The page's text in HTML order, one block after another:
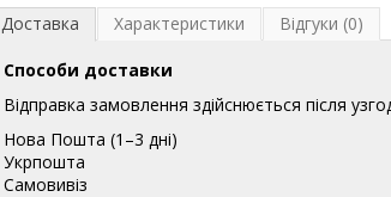
Доставка
Характеристики Відгуки (0)
Способи доставки
Відправка замовлення здійснюється після
Нова Пошта (1–3 дні)
Укрпошта
Самовивіз